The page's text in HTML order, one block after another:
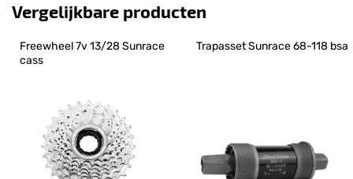
Vergelijkbare producten
Freewheel 7v 13/28 Sunrace
cass
Trapasset Sunrace 68-118 bsa